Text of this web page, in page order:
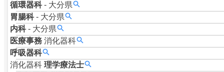
循環器科 - 大分県
胃腸科 - 大分県
内科 - 大分県
医療事務 消化器科
呼吸器科
消化器科 理学療法士